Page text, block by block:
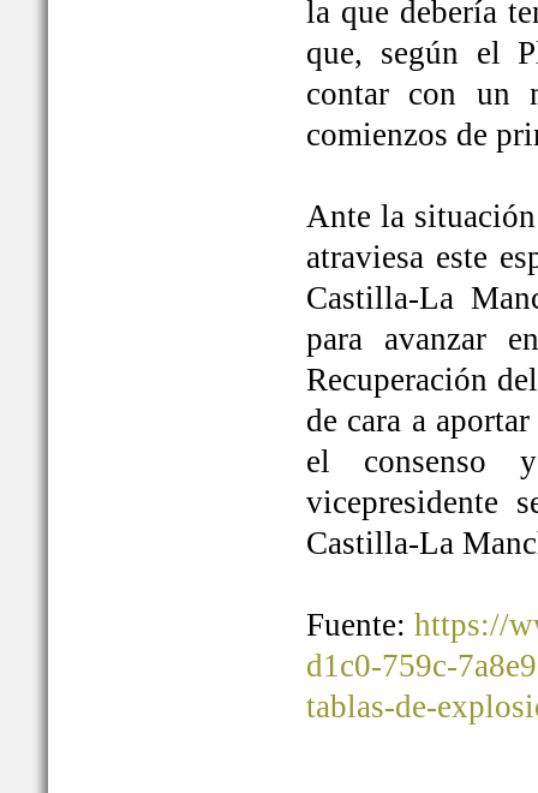
la que debería
que, según el
contar con un
comienzos de
Ante la
atraviesa este
Castilla-La
para avanzar
Recuperación
de cara a
el consenso
vicepresidente
Castilla-La
Fuente: https://
d1c0-759c-
tablas-de-